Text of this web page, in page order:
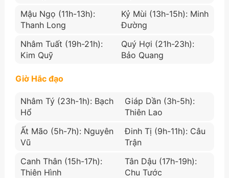
Mậu Ngọ (11h-13h):
Thanh Long
Kỷ Mùi (13h-15h): Minh
Đường
Nhâm Tuất (19h-21h):
Kim Quỹ
Quý Hợi (21h-23h):
Bảo Quang
Giờ Hắc đạo
Nhâm Tý (23h-1h): Bạch
Hổ
Giáp Dần (3h-5h):
Thiên Lao
Ất Mão (5h-7h): Nguyên
Vũ
Đinh Tị (9h-11h): Câu
Trận
Canh Thân (15h-17h):
Thiên Hình
Tân Dậu (17h-19h):
Chu Tước